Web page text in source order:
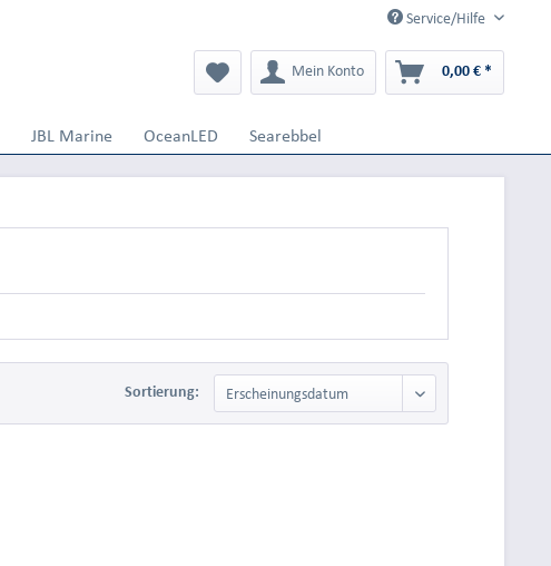
Service/Hilfe
Mein Konto 0,00 € *
JBL Marine OceanLED Searebbel
Sortierung: